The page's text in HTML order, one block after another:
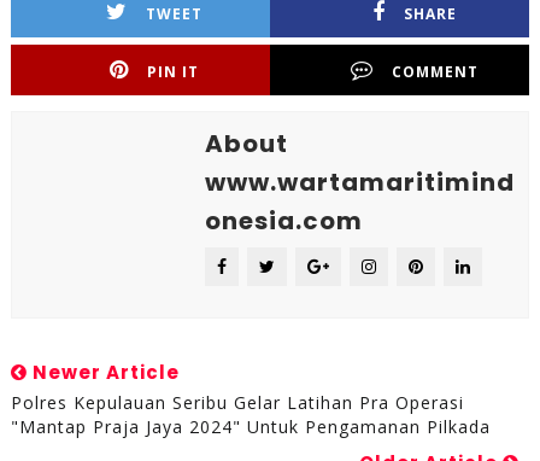
TWEET SHARE
PIN IT COMMENT
About
www.wartamaritimind
onesia.com
Newer Article
Polres Kepulauan Seribu Gelar Latihan Pra Operasi
"Mantap Praja Jaya 2024" Untuk Pengamanan Pilkada